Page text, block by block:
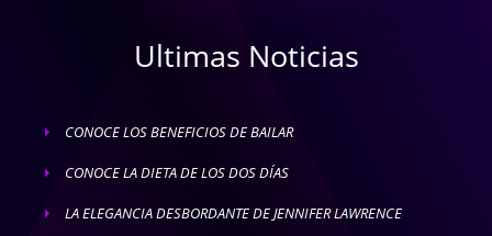
Ultimas Noticias
E CONOCE LOS BENEFICIOS DE BAILAR
E CONOCE LA DIETA DE LOS DOS DÍAS
E LA ELEGANCIA DESBORDANTE DE JENNIFER LAWRENCE